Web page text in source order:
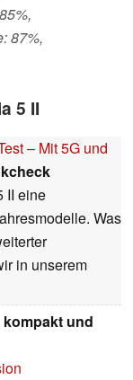
87%,
5 II
– Mit 5G und
II eine
Was
in unserem
kompakt und